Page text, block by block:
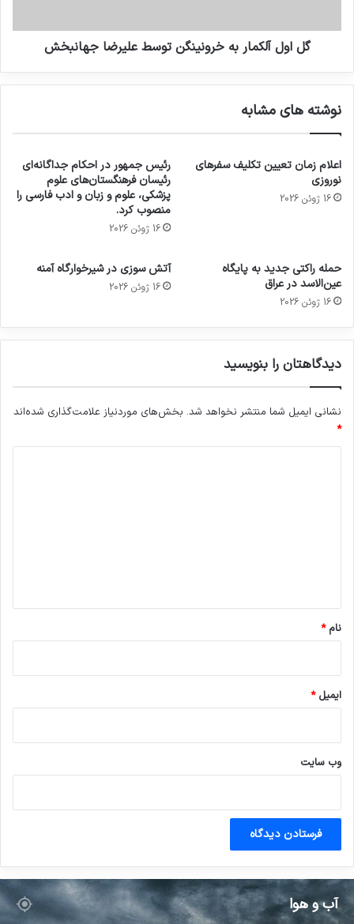
گل اول آلکمار به خرونینگن توسط علیرضا جهانبخش
نوشته های مشابه
اعلام زمان تعیین تکلیف سفرهای
نوروزی
16 ژوئن 2026
رئیس جمهور در احکام جداگانه‌ای
رئیسان فرهنگستان‌های علوم
پزشکی، علوم و زبان و ادب فارسی را
منصوب کرد.
16 ژوئن 2026
حمله راکتی جدید به پایگاه
عین‌الاسد در عراق
16 ژوئن 2026
آتش سوزی در شیرخوارگاه آمنه
16 ژوئن 2026
دیدگاهتان را بنویسید
نشانی ایمیل شما منتشر نخواهد شد. بخش‌های موردنیاز علامت‌گذاری شده‌اند
*
نام*
ایمیل*
وب‌ سایت
آب و هوا